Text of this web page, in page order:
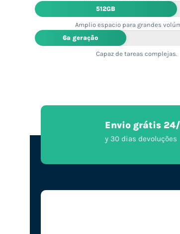
512GB
Amplio espacio para grandes
6ª geração
Capaz de tareas complejas.
Envio grátis
y 30 dias devoluções